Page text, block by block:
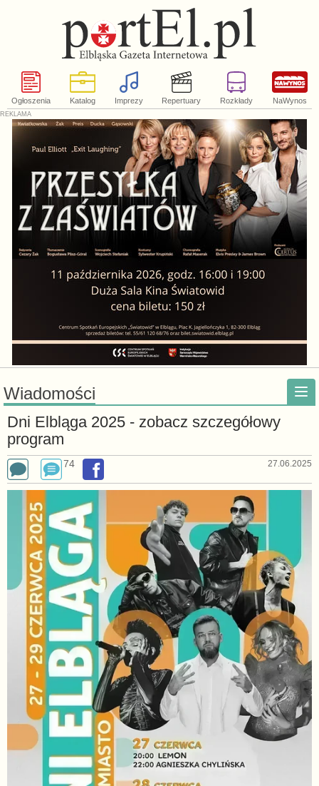
Ogłoszenia Katalog Imprezy Repertuary Rozkłady NaWynos
Wiadomości
Dni Elbląga 2025 - zobacz szczegółowy
program
74 27.06.2025